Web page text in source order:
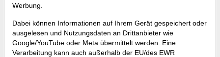
Werbung.
Dabei können Informationen auf Ihrem Gerät gespeichert oder
ausgelesen und Nutzungsdaten an Drittanbieter wie
Google/YouTube oder Meta übermittelt werden. Eine
Verarbeitung kann auch außerhalb der EU/des EWR